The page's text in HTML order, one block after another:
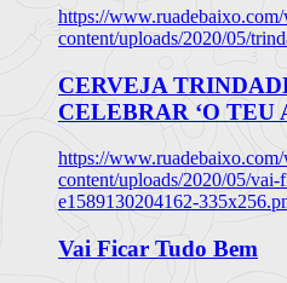
https://
content/uploads/2020/05/
CERVEJA
CELEBRAR ‘O TEU
https://
content/uploads/2020/05/vai-
e1589130204162-
Vai Ficar Tudo Bem